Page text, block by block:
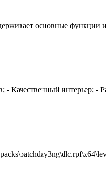
основные функции
Качественный интерьер; -